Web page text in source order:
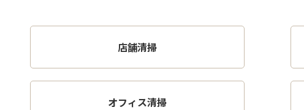
店舗清掃
オフィス清掃